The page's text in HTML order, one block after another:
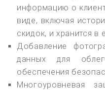
информацию о
виде, включая
скидок, и хранится в
Добавление
данных для
обеспечения
Многоуровневая